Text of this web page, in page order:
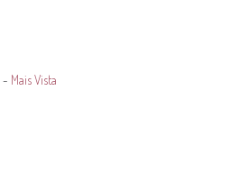
- Mais Vista